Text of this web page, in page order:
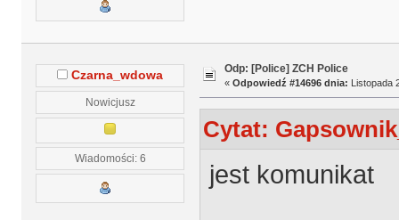
Czarna_wdowa
Nowicjusz
Wiadomości: 6
Odp: [Police] ZCH Police
« Odpowiedź #14696 dnia: Listopada
Cytat:
jest komunikat